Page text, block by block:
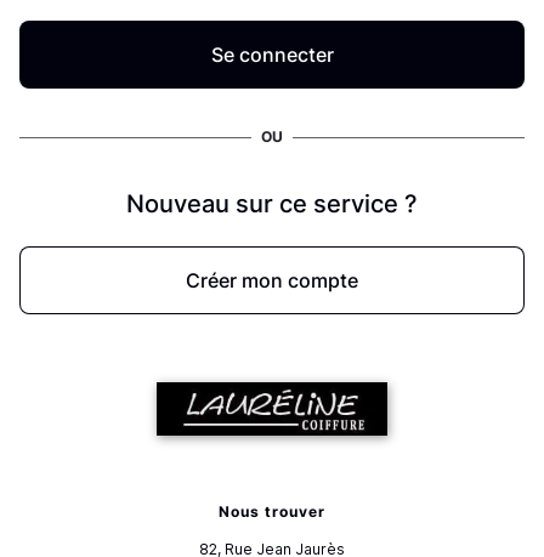
Se connecter
OU
Nouveau sur ce service ?
Créer mon compte
Nous trouver
82, Rue Jean Jaurès